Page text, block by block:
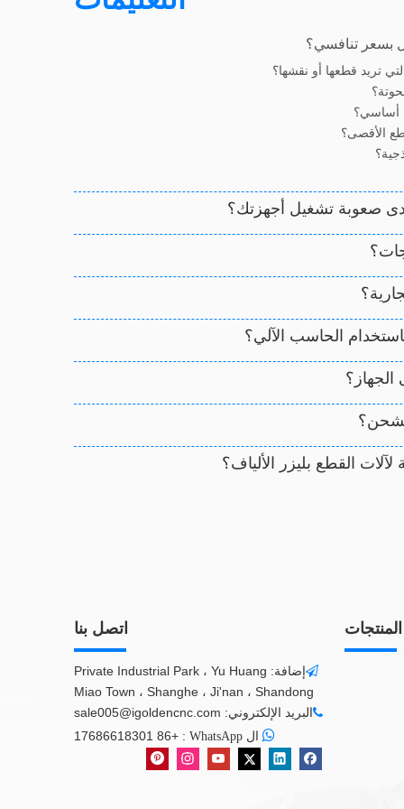
بسعر تنافسي؟
تريد قطعها أو نقشها؟
أساسي؟
الأقصى؟
الحاسب الآلي؟
القطع بليزر الألياف؟
اتصل بنا

إضافة: Private Industrial Park ، Yu Huang
Miao Town ، Shanghe ، Ji'nan ، Shandong
البريد الإلكتروني: sale005@igoldencnc.com
 ال WhatsApp :
+86 17686618301